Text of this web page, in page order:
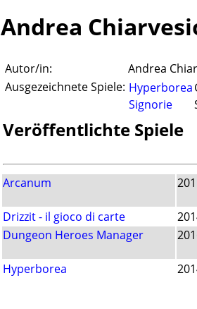
Andrea
Autor/in:
Andrea
Ausgezeichnete Spiele: Hyperborea
Signorie
Veröffentlichte Spiele
Arcanum
Drizzit - il gioco di carte
Dungeon Heroes Manager
Hyperborea